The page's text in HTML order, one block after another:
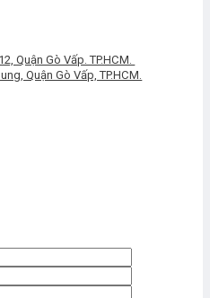
438*780*130
Quận Gò Vấp. TP.HCM.
Quận Gò Vấp, TP.HCM.